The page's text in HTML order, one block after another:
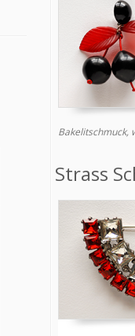
Bakelitschmuck,
Strass